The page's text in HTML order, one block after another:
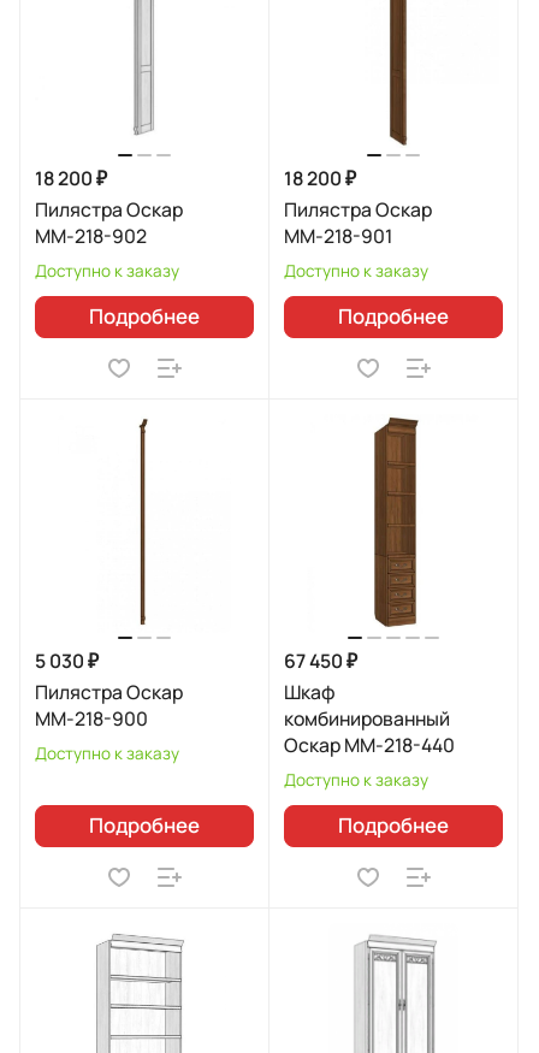
18 200 ₽
Пилястра Оскар
ММ-218-902
Доступно к заказу
Подробнее
18 200 ₽
Пилястра Оскар
ММ-218-901
Доступно к заказу
Подробнее
5 030 ₽
Пилястра Оскар
ММ-218-900
Доступно к заказу
Подробнее
67 450 ₽
Шкаф
комбинированный
Оскар ММ-218-440
Доступно к заказу
Подробнее